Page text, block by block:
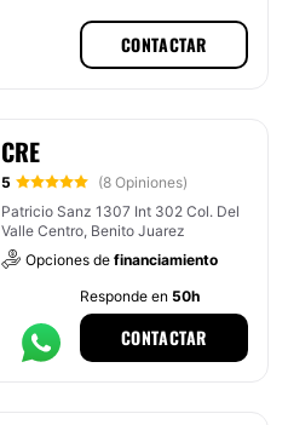
CONTACTAR
CRE
5
(8 Opiniones)
Patricio Sanz 1307 Int 302 Col. Del
Valle Centro, Benito Juarez
Opciones de financiamiento
Responde en 50h
CONTACTAR